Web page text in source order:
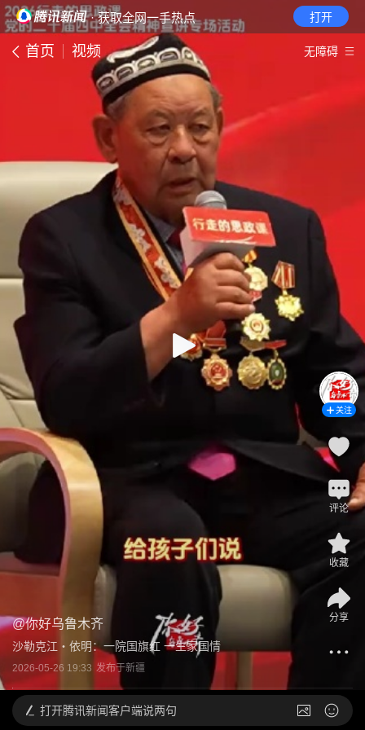
· 获取全网一手热点 打开
首页 视频 无障碍
@你好乌鲁木齐
沙勒克江・依明：一院国旗红 一生家国情
2026-05-26 19:33 发布于新疆
关注
评论
收藏
分享
打开腾讯新闻客户端说两句